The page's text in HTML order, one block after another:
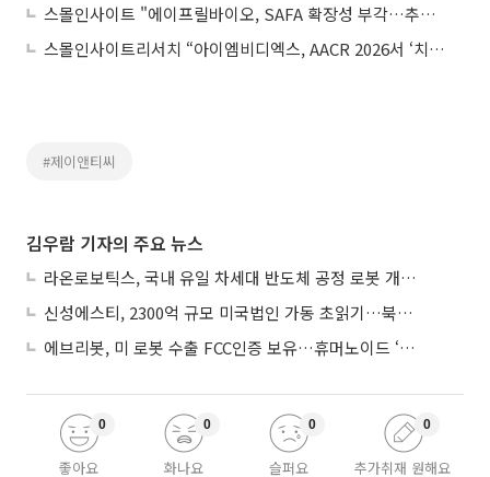
스몰인사이트 "에이프릴바이오, SAFA 확장성 부각…추가 기술이전 기대감 커져"
스몰인사이트리서치 “아이엠비디엑스, AACR 2026서 ‘치료 예측’ 플랫폼 역량 입증…글로벌 도약 변곡점”
#제이앤티씨
김우람 기자의 주요 뉴스
라온로보틱스, 국내 유일 차세대 반도체 공정 로봇 개발 ‘고객사 테스트 진행’
신성에스티, 2300억 규모 미국법인 가동 초읽기…북미 ESS 공략 본격화
에브리봇, 미 로봇 수출 FCC인증 보유…휴머노이드 ‘AI 두뇌’ 탑재 속도
좋아요
0
화나요
0
슬퍼요
0
추가취재 원해요
0